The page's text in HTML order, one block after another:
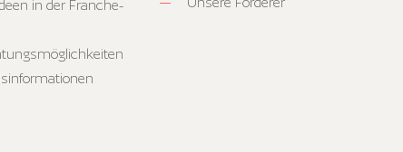
in der Franche-